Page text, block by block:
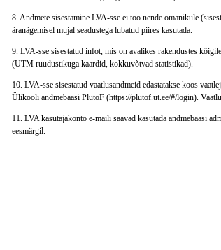
8. Andmete sisestamine LVA-sse ei too nende omanikule
äranägemisel mujal seadustega lubatud piires kasutada.
9. LVA-sse sisestatud infot, mis on avalikes rakendustes
(UTM ruudustikuga kaardid, kokkuvõtvad statistikad).
10. LVA-sse sisestatud vaatlusandmeid edastatakse koos
Ülikooli andmebaasi PlutoF (https://plutof.ut.ee/#/login).
11. LVA kasutajakonto e-maili saavad kasutada andmebaasi
eesmärgil.